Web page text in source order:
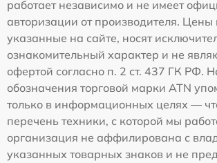
работает независимо и не имеет
авторизации от производителя. Цены
указанные на сайте, носят
ознакомительный характер и не
офертой согласно п. 2 ст. 437 ГК РФ.
обозначения торговой марки ATN
только в информационных целях —
перечень техники, с которой мы
организация не аффилирована с
указанных товарных знаков и не